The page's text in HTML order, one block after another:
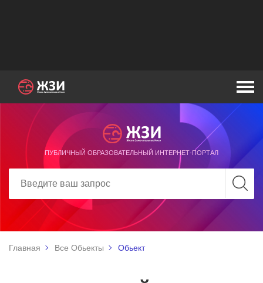
ПУБЛИЧНЫЙ ОБРАЗОВАТЕЛЬНЫЙ ИНТЕРНЕТ-ПОРТАЛ
Главная Все Обьекты Обьект